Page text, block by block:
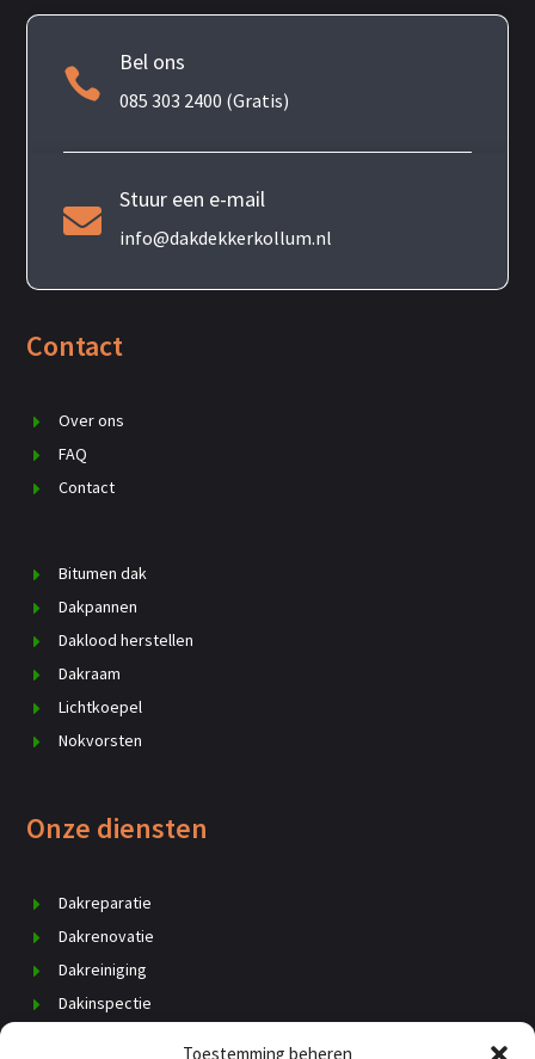
Toestemming beheren

Bel ons
085 303 2400 (Gratis)

Stuur een e-mail
info@dakdekkerkollum.nl
Contact
Over ons
FAQ
Contact
Bitumen dak
Dakpannen
Daklood herstellen
Dakraam
Lichtkoepel
Nokvorsten
Onze diensten
Dakreparatie
Dakrenovatie
Dakreiniging
Dakinspectie